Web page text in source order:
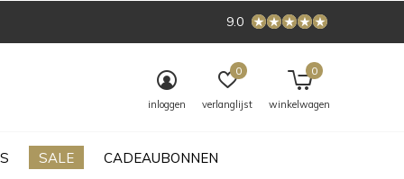
SALE CADEAUBONNEN
inloggen verlanglijst
0
winkelwagen
0
9.0